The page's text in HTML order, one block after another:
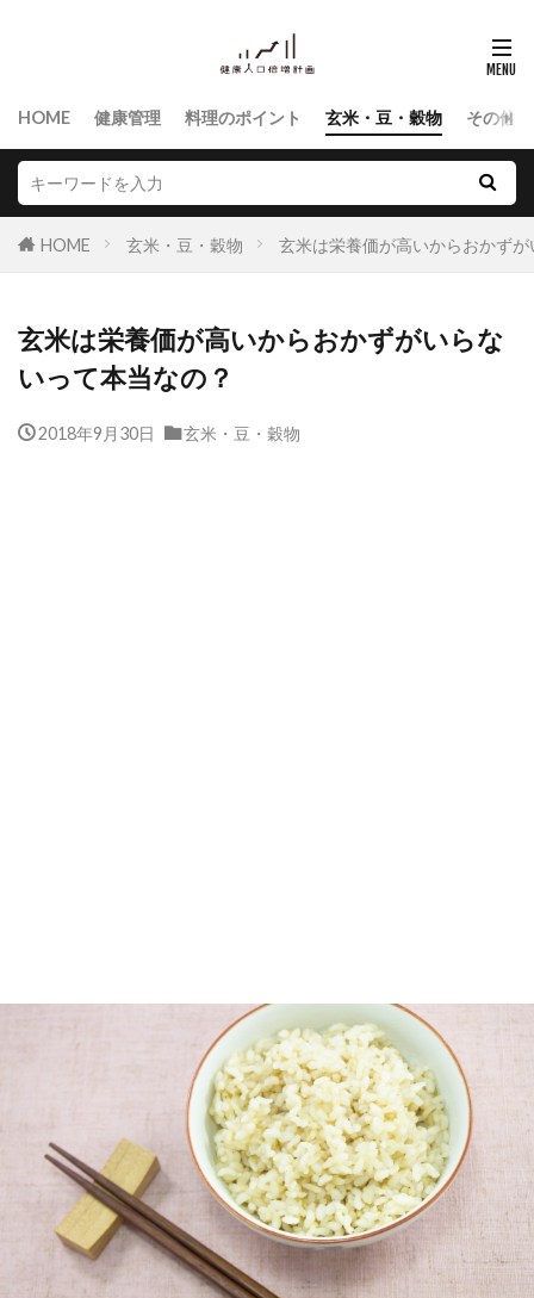
HOME 健康管理 料理のポイント 玄米・豆・穀物 その他
HOME 玄米・豆・穀物 玄米は栄養価が高いからおかず
玄米は栄養価が高いからおかずがいらな
いって本当なの？
2018年9月30日 玄米・豆・穀物